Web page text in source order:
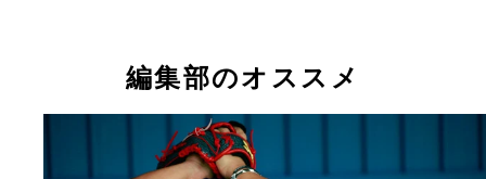
編集部のオススメ